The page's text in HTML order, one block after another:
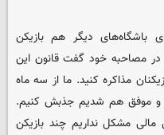
باشگاه‌های دیگر هم بازیکن
در مصاحبه خود گفت قانون این
مذاکره کنید. ما از سه ماه
و موفق هم شدیم جذبش کنیم.
مشکل نداریم چند بازیکن